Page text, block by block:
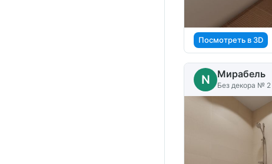
Посмотреть в 3D
N Мирабель
Без декора № 2